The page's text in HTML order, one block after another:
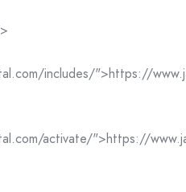
includes/">https://
activate/">https://